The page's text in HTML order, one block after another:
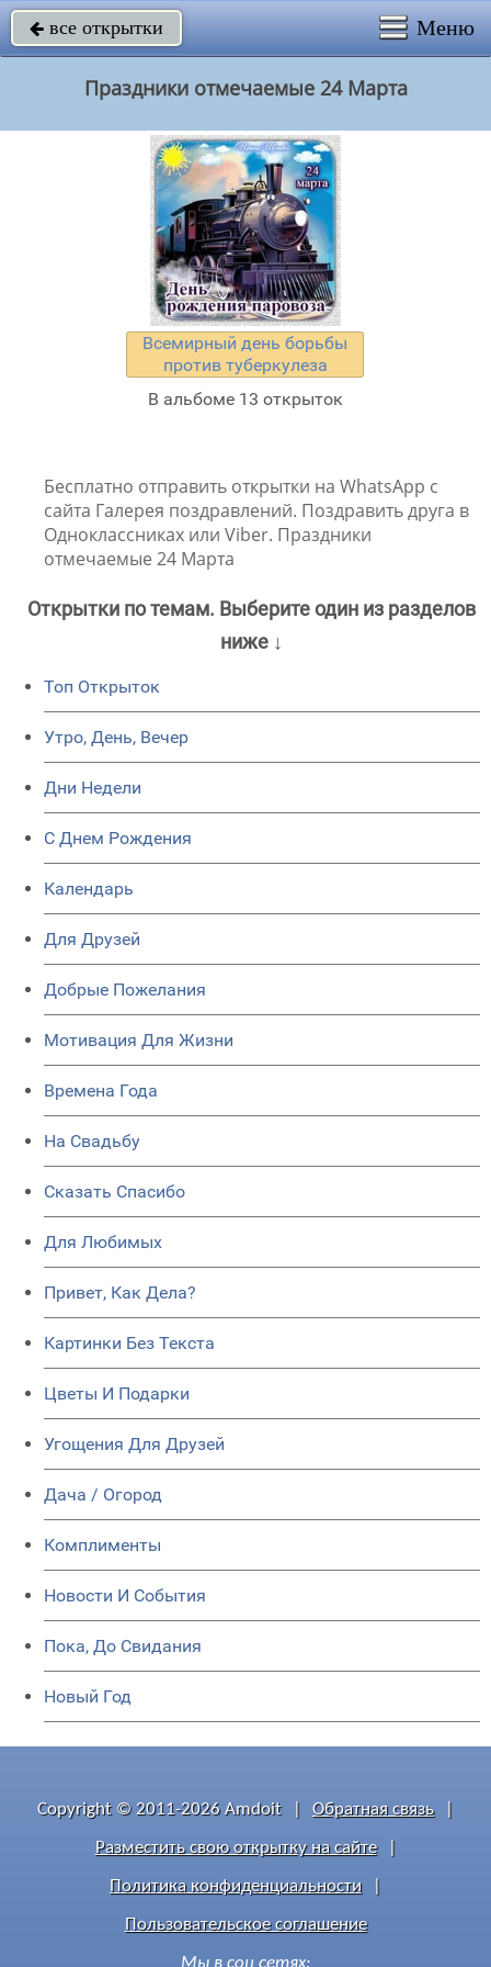
 все открытки Меню
Праздники отмечаемые 24 Марта
Всемирный день борьбы
против туберкулеза
В альбоме 13 открыток
Бесплатно отправить открытки на WhatsApp с
сайта Галерея поздравлений. Поздравить друга в
Одноклассниках или Viber. Праздники
отмечаемые 24 Марта
Открытки по темам. Выберите один из разделов
ниже ↓
Топ Открыток
Утро, День, Вечер
Дни Недели
C Днем Рождения
Календарь
Для Друзей
Добрые Пожелания
Мотивация Для Жизни
Времена Года
На Свадьбу
Сказать Спасибо
Для Любимых
Привет, Как Дела?
Картинки Без Текста
Цветы И Подарки
Угощения Для Друзей
Дача / Огород
Комплименты
Новости И События
Пока, До Свидания
Новый Год
Copyright © 2011-2026 Amdoit Обратная связь
Разместить свою открытку на сайте
Политика конфиденциальности
Пользовательское соглашение
Мы в соц сетях: